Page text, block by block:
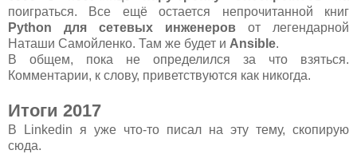
поиграться. Все ещё остается непрочитанной книг
Python для сетевых инженеров от легендарной
Наташи Самойленко. Там же будет и Ansible.
В общем, пока не определился за что взяться.
Комментарии, к слову, приветствуются как никогда.
Итоги 2017
В Linkedin я уже что-то писал на эту тему, скопирую
сюда.